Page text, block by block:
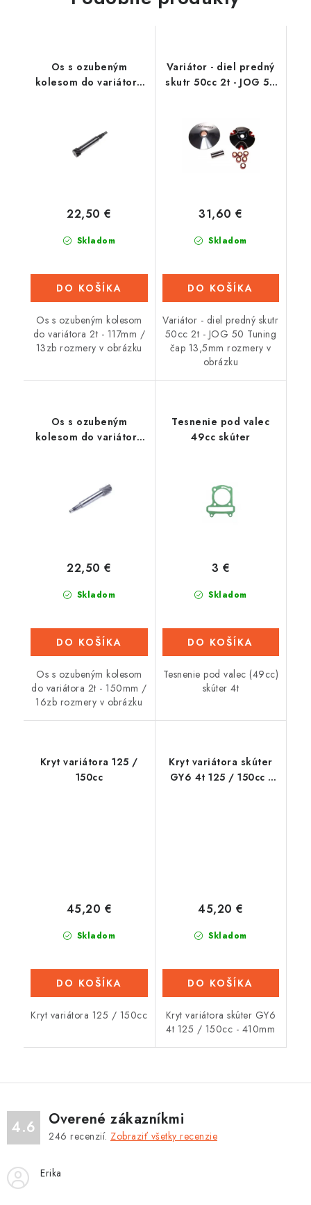
Os s ozubeným
kolesom do variátora
Skladom
22,50 €
DO KOŠÍKA
Os s ozubeným kolesom
do variátora 2t - 117mm /
13zb rozmery v obrázku
Variátor - diel predný
skutr 50cc 2t - JOG 50
Skladom
31,60 €
DO KOŠÍKA
Variátor - diel predný skutr
50cc 2t - JOG 50 Tuning
čap 13,5mm rozmery v
obrázku
Os s ozubeným
kolesom do variátora
Skladom
22,50 €
DO KOŠÍKA
Os s ozubeným kolesom
do variátora 2t - 150mm /
16zb rozmery v obrázku
Tesnenie pod valec
49cc skúter
Skladom
3 €
DO KOŠÍKA
Tesnenie pod valec (49cc)
skúter 4t
Kryt variátora 125 /
150cc
Skladom
45,20 €
DO KOŠÍKA
Kryt variátora 125 / 150cc
Kryt variátora skúter
GY6 4t 125 / 150cc -
Skladom
45,20 €
DO KOŠÍKA
Kryt variátora skúter GY6
4t 125 / 150cc - 410mm
4.6 Overené zákazníkmi
246 recenzií. Zobraziť všetky recenzie
Erika